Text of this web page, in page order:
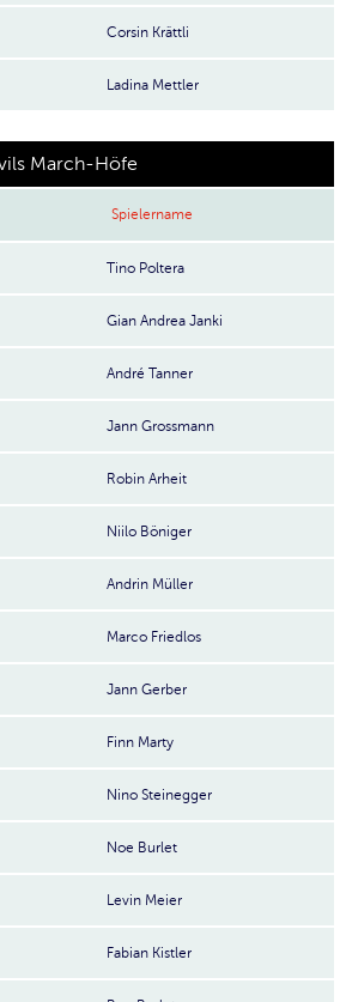
Corsin Krättli
Ladina Mettler
March-Höfe
Spielername
Tino Poltera
Gian Andrea Janki
André Tanner
Jann Grossmann
Robin Arheit
Niilo Böniger
Andrin Müller
Marco Friedlos
Jann Gerber
Finn Marty
Nino Steinegger
Noe Burlet
Levin Meier
Fabian Kistler